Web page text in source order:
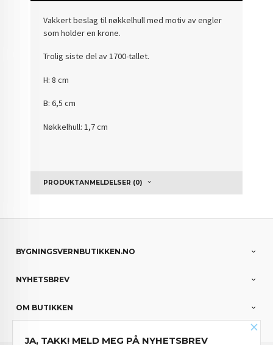
Vakkert beslag til nøkkelhull med motiv av engler
som holder en krone.
Trolig siste del av 1700-tallet.
H: 8 cm
B: 6,5 cm
Nøkkelhull: 1,7 cm
PRODUKTANMELDELSER (0)
BYGNINGSVERNBUTIKKEN.NO
NYHETSBREV
OM BUTIKKEN
×
JA, TAKK! MELD MEG PÅ NYHETSBREV